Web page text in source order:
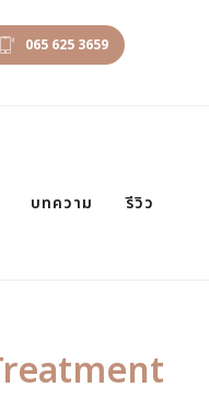
065 625 3659
บทความ รีวิว